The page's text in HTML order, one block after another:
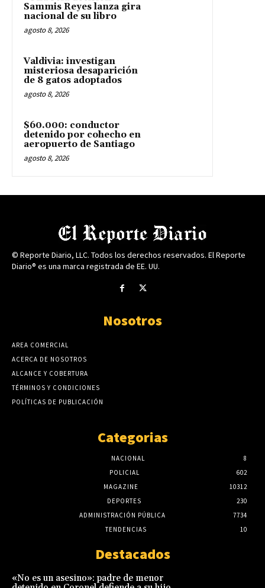
Sammis Reyes lanza gira
nacional de su libro
agosto 8, 2026
Valdivia: investigan
misteriosa desaparición
de 8 gatos adoptados
agosto 8, 2026
$60.000: conductor
detenido por cohecho en
aeropuerto de Santiago
agosto 8, 2026
© Reporte Diario, LLC. Todos los derechos reservados. El Reporte
Diario® es una marca registrada de EE. UU.
Nosotros
AREA COMERCIAL
ACERCA DE NOSOTROS
ALCANCE Y COBERTURA
TÉRMINOS Y CONDICIONES
POLÍTICAS DE PUBLICACIÓN
Categorias
NACIONAL
8
POLICIAL
602
MAGAZINE
10312
DEPORTES
230
ADMINISTRACIÓN PÚBLICA
7734
TENDENCIAS
10
Destacados
«No es un asesino»: padre de menor